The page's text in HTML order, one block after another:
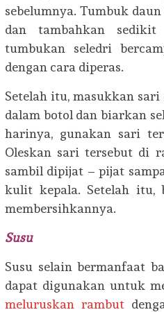
sebelumnya. Tumbuk
dan tambahkan
tumbukan seledri
dengan cara diperas.
Setelah itu, masukkan
dalam botol dan biarkan
harinya, gunakan sari
Oleskan sari tersebut di
sambil dipijat – pijat
kulit kepala. Setelah itu,
membersihkannya.
Susu
Susu selain bermanfaat
dapat digunakan untuk
meluruskan rambut